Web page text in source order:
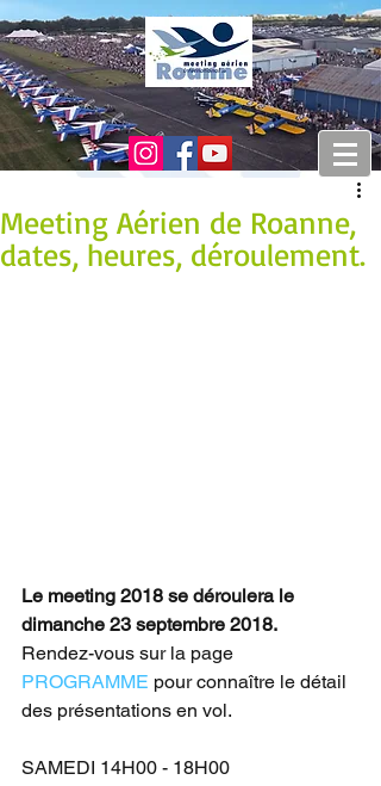
Meeting Aérien de Roanne,
dates, heures, déroulement.
Le meeting 2018 se déroulera le
dimanche 23 septembre 2018.
Rendez-vous sur la page
PROGRAMME pour connaître le détail
des présentations en vol.
SAMEDI 14H00 - 18H00